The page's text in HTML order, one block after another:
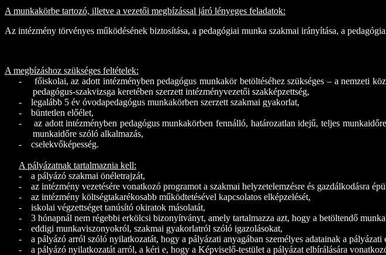
A munkakörbe tartozó, illetve a vezetői megbízással járó lényeges feladatok:
Az intézmény törvényes működésének biztosítása, a pedagógiai munka szakmai irányítása, a
A megbízáshoz szükséges feltételek:
-
főiskolai, az adott intézményben pedagógus munkakör betöltéséhez szükséges – a nemzeti
pedagógus-szakvizsga keretében szerzett intézményvezetői szakképzettség,
-
legalább 5 év óvodapedagógus munkakörben szerzett szakmai gyakorlat,
-
büntetlen előélet,
-
az adott intézményben pedagógus munkakörben fennálló, határozatlan idejű, teljes
munkaidőre szóló alkalmazás,
-
cselekvőképesség.
A pályázatnak tartalmaznia kell:
-
a pályázó szakmai önéletrajzát,
-
az intézmény vezetésére vonatkozó programot a szakmai helyzetelemzésre és gazdálkodásra
-
az intézmény költségtakarékosabb működtetésével kapcsolatos elképzelését,
-
iskolai végzettséget tanúsító okiratok másolatát,
-
3 hónapnál nem régebbi erkölcsi bizonyítványt, amely tartalmazza azt, hogy a betöltendő
-
eddigi munkaviszonyokról, szakmai gyakorlatról szóló igazolásokat,
-
a pályázó arról szóló nyilatkozatát, hogy a pályázati anyagában személyes adatainak a pályázati
-
a pályázó nyilatkozatát arról, a kéri e, hogy a Képviselő-testület a pályázat elbírálására